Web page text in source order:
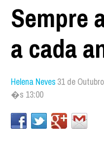
Sempre
a cada
Helena Neves 31 de
�s 13:00